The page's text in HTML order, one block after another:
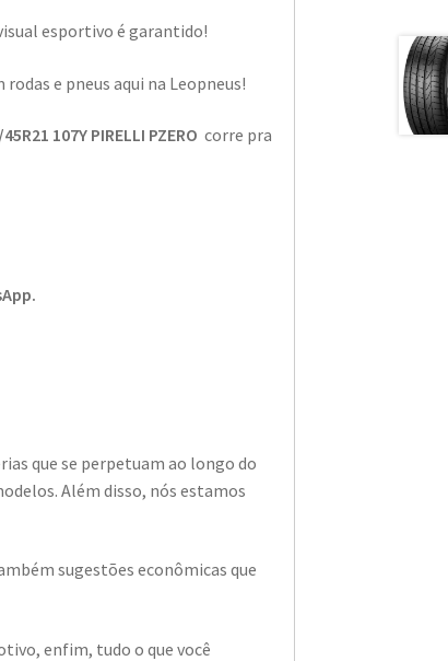
esportivo é garantido!
e pneus aqui na Leopneus!
107Y PIRELLI PZERO corre pra
que se perpetuam ao longo do
Além disso, nós estamos
sugestões econômicas que
enfim, tudo o que você